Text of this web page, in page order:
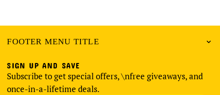
FOOTER MENU TITLE
SIGN UP AND SAVE
Subscribe to get special offers, \nfree giveaways, and
once-in-a-lifetime deals.